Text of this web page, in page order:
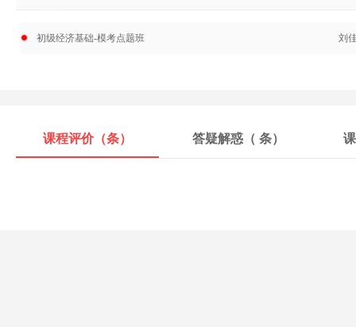
初级经济基础-模考点题班 刘
课程评价（条） 答疑解惑（ 条）